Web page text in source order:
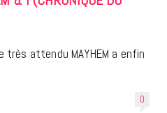
très attendu MAYHEM a enfin
0